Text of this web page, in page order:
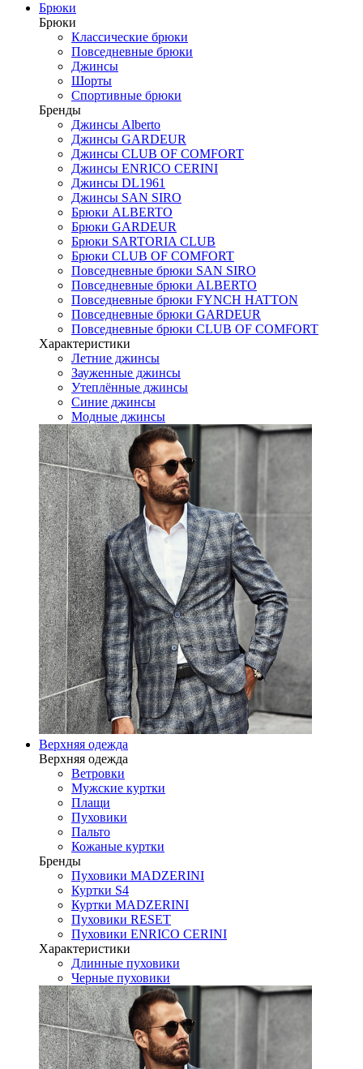
Брюки
Брюки
Классические брюки
Повседневные брюки
Джинсы
Шорты
Спортивные брюки
Бренды
Джинсы Alberto
Джинсы GARDEUR
Джинсы CLUB OF COMFORT
Джинсы ENRICO CERINI
Джинсы DL1961
Джинсы SAN SIRO
Брюки ALBERTO
Брюки GARDEUR
Брюки SARTORIA CLUB
Брюки CLUB OF COMFORT
Повседневные брюки SAN SIRO
Повседневные брюки ALBERTO
Повседневные брюки FYNCH HATTON
Повседневные брюки GARDEUR
Повседневные брюки CLUB OF COMFORT
Характеристики
Летние джинсы
Зауженные джинсы
Утеплённые джинсы
Синие джинсы
Модные джинсы
Верхняя одежда
Верхняя одежда
Ветровки
Мужские куртки
Плащи
Пуховики
Пальто
Кожаные куртки
Бренды
Пуховики MADZERINI
Куртки S4
Куртки MADZERINI
Пуховики RESET
Пуховики ENRICO CERINI
Характеристики
Длинные пуховики
Черные пуховики